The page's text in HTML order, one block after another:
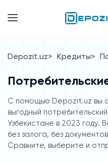
Depozit.uz Кредиты
C помощью Depozit.uz вы
выгодный
Узбекистане в 2023 году.
без залога, без
Сравните, выберите и